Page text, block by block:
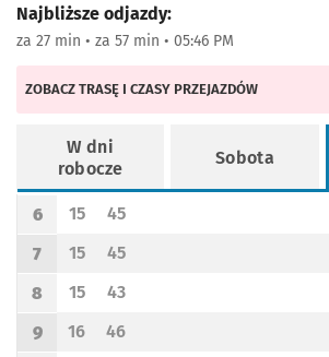
Najbliższe odjazdy:
za 27 min • za 57 min • 05:46 PM
ZOBACZ TRASĘ I CZASY PRZEJAZDÓW
W dni
robocze
Sobota
Rozkład jazdy -
Godzina odjazdu
6
Odjazd
15
minut po godzinie 6
Odjazd
45
minut po godzinie 6
Godzina odjazdu
7
Odjazd
15
minut po godzinie 7
Odjazd
45
minut po godzinie 7
Godzina odjazdu
8
Odjazd
15
minut po godzinie 8
Odjazd
43
minut po godzinie 8
Godzina odjazdu
9
Odjazd
16
minut po godzinie 9
Odjazd
46
minut po godzinie 9